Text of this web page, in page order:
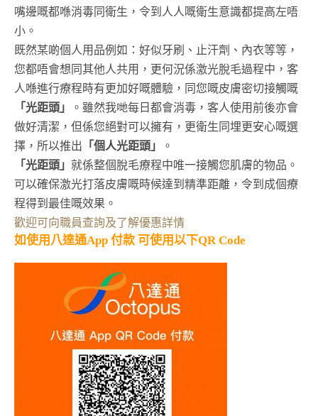
嘴邊嘅都喺消毒同衛生，令到人人嘅衛生意識都提高左唔
小。
既然某啲個人用品例如：好似牙刷、止汗劑、內衣等等，
您都唔會想同其他人共用，更何況係激光脫毛過程中，客
人喺進行療程時有更加好嘅體驗，同您嘅皮膚密切接觸嘅
「光距頭」
。 雖然我哋每日都會消毒，客人使用前後亦會
做好清潔， 但係您絕對可以擁有，更衛生同埋更安心嘅選
擇， 所以推出 「個人光距頭 」
。
「光距頭」 就係整個脫毛療程中唯一接觸您肌膚的物品。
可以確保激光打落皮膚嘅時候達到精準距離， 令到成個療
程得到最佳嘅效果。
歡迎可向職員查詢及了解優惠詳情
如使用八達通App 付款 可使用以下QR Code